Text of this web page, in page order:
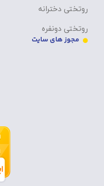
روتختی دخترانه
روتختی دونفره
مجوز های سایت